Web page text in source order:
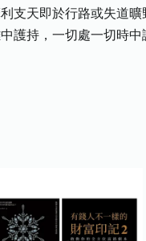
支天即於行路或失道
護持，一切處一切時